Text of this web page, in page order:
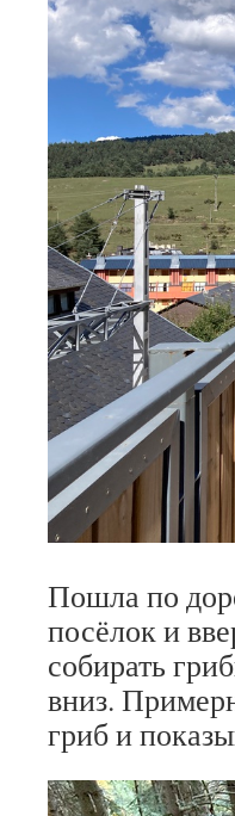
Пошла по
посёлок и
собирать
вниз.
гриб и